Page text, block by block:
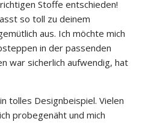
Stoffe entschieden!
so toll zu deinem
aus. Ich möchte mich
in der passenden
war sicherlich aufwendig, hat
tolles Designbeispiel. Vielen
probegenäht und mich